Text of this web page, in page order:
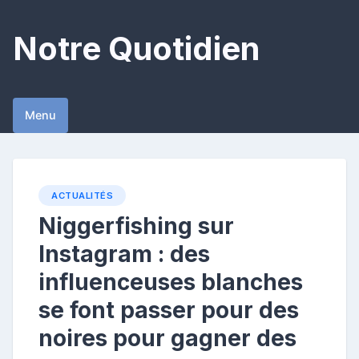
content
Notre Quotidien
Menu
ACTUALITÉS
Niggerfishing sur
Instagram : des
influenceuses blanches
se font passer pour des
noires pour gagner des